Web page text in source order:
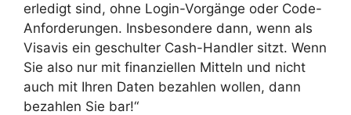
erledigt sind, ohne Login-Vorgänge oder Code-
Anforderungen. Insbesondere dann, wenn als
Visavis ein geschulter Cash-Handler sitzt. Wenn
Sie also nur mit finanziellen Mitteln und nicht
auch mit Ihren Daten bezahlen wollen, dann
bezahlen Sie bar!“